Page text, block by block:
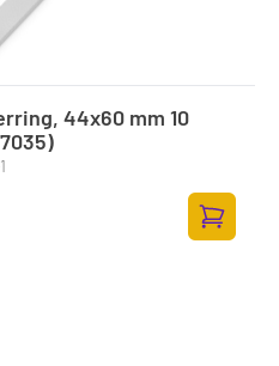
44x60 mm 10
Zum